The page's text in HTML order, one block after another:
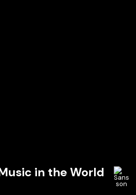
in the World